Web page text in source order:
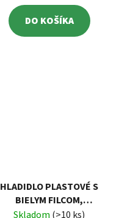
DO KOŠÍKA
HLADIDLO PLASTOVÉ S
BIELYM FILCOM,
270X130MM, FILC HR.
Skladom (>10 ks)